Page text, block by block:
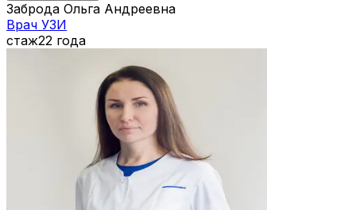
Заброда Ольга Андреевна
Врач УЗИ
стаж22 года